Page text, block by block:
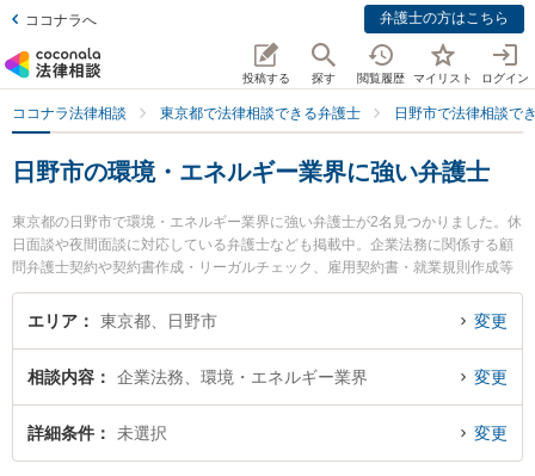
ココナラへ 弁護士の方はこちら
投稿する 探す 閲覧履歴 マイリスト ログイン
ココナラ法律相談 東京都で法律相談できる弁護士 日野市で法律相談で
日野市の環境・エネルギー業界に強い弁護士
東京都の日野市で環境・エネルギー業界に強い弁護士が2名見つかりました。休
日面談や夜間面談に対応している弁護士なども掲載中。企業法務に関係する顧
問弁護士契約や契約書作成・リーガルチェック、雇用契約書・就業規則作成等
の細かな分野での絞り込み検索もでき便利です。特に日野市民法律事務所の杉
浦 悠弁護士や日野市民法律事務所の山下 太郎弁護士のプロフィール情報や弁護
ルギー業界のトラブル解決の実績豊富な近くの弁護士を検索したい』『初回相
談無料で環境・エネルギー業界を法律相談できる日野市内の弁護士に相談予約
したい』などでお困りの相談者さんにおすすめです。
エリア 東京都、日野市 変更
相談内容 企業法務、環境・エネルギー業界 変更
詳細条件 未選択 変更